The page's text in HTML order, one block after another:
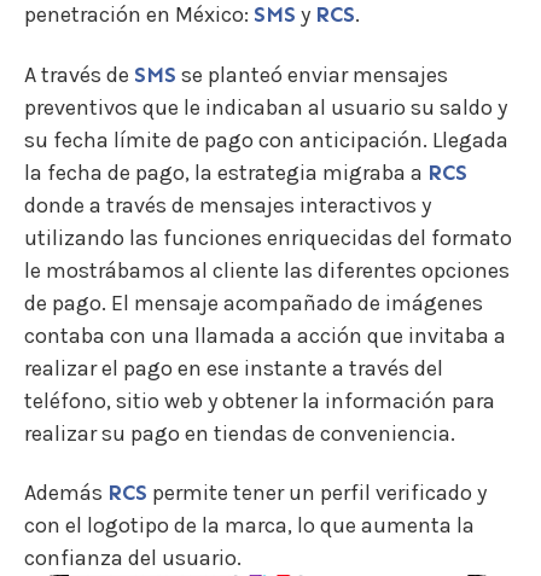
penetración en México: SMS y RCS.
A través de SMS se planteó enviar mensajes
preventivos que le indicaban al usuario su saldo y
su fecha límite de pago con anticipación. Llegada
la fecha de pago, la estrategia migraba a RCS
donde a través de mensajes interactivos y
utilizando las funciones enriquecidas del formato
le mostrábamos al cliente las diferentes opciones
de pago. El mensaje acompañado de imágenes
contaba con una llamada a acción que invitaba a
realizar el pago en ese instante a través del
teléfono, sitio web y obtener la información para
realizar su pago en tiendas de conveniencia.
Además RCS permite tener un perfil verificado y
con el logotipo de la marca, lo que aumenta la
confianza del usuario.